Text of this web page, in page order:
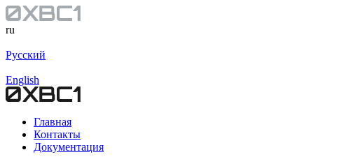
ru
Русский
English
Главная
Контакты
Документация